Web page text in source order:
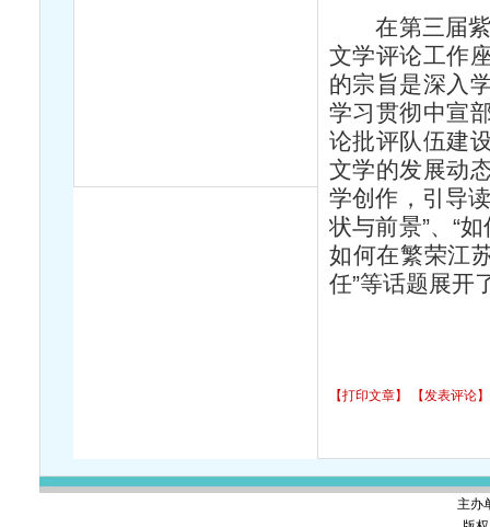
在第三届紫
文学评论工作
的宗旨是深入
学习贯彻中宣
论批评队伍建
文学的发展动
学创作，引导
状与前景”、“
如何在繁荣江
任”等话题展开
【打印文章】 【发表评论】
主办